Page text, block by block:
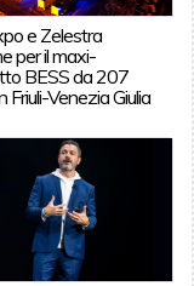
e Zelestra
per il maxi-
BESS da 207
Friuli-Venezia Giulia